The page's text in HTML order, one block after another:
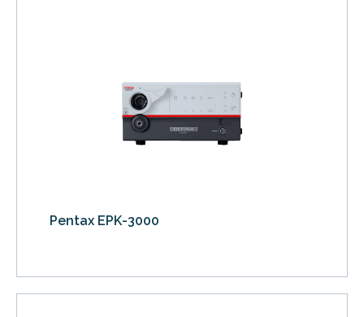
Pentax EPK-3000